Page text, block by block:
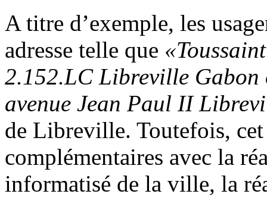
A titre d’exemple, les
adresse telle que
2.152.LC Libreville Gabon
avenue Jean Paul II
de Libreville. Toutefois,
complémentaires avec la
informatisé de la ville, la